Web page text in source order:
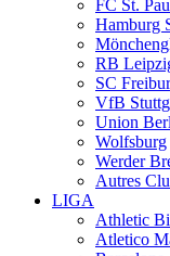
FC St.
Hamburg
RB
SC
VfB
Union
Wolfsburg
Werder
Autres
LIGA
Athletic
Atletico